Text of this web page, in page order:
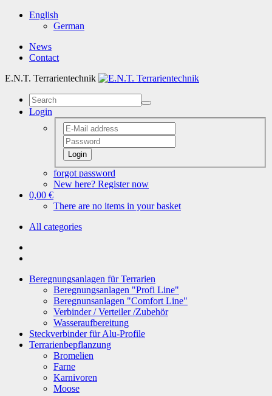
English
German
News
Contact
E.N.T. Terrarientechnik
Login
Login
forgot password
New here? Register now
0,00 €
There are no items in your basket
All categories
Beregnungsanlagen für Terrarien
Beregnungsanlagen "Profi Line"
Beregnunsanlagen "Comfort Line"
Verbinder / Verteiler /Zubehör
Wasseraufbereitung
Steckverbinder für Alu-Profile
Terrarienbepflanzung
Bromelien
Farne
Karnivoren
Moose